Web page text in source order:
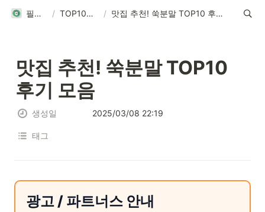
필탑텐 / TOP10리뷰 / 맛집 추천! 쑥분말 TOP10 후기 모음
맛집 추천! 쑥분말 TOP10
후기 모음
생성일 2025/03/08 22:19
태그
광고 / 파트너스 안내